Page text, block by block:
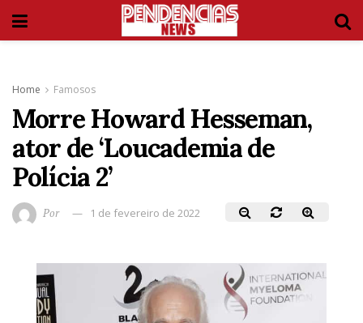
Home Famosos
Morre Howard Hesseman,
ator de ‘Loucademia de
Polícia 2’
Por 1 de fevereiro de 2022